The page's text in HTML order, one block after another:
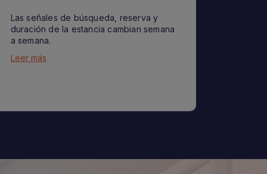
Las señales de búsqueda, reserva y
duración de la estancia cambian semana
a semana.
Leer más